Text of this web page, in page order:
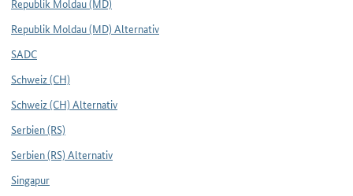
Republik Moldau (MD)
Republik Moldau (MD) Alternativ
SADC
Schweiz (CH)
Schweiz (CH) Alternativ
Serbien (RS)
Serbien (RS) Alternativ
Singapur